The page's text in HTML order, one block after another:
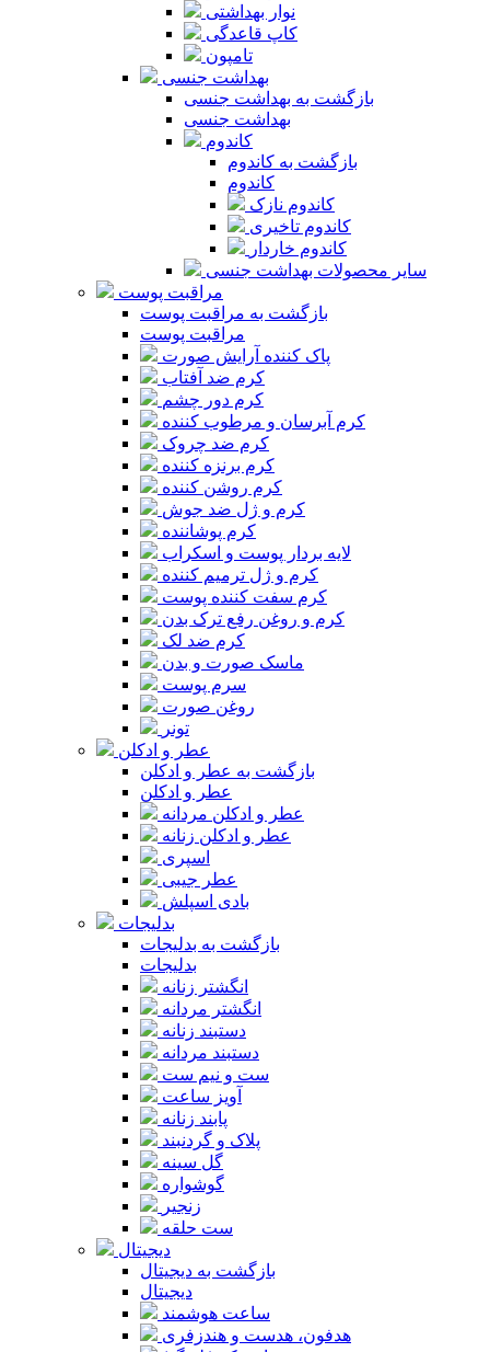
نوار بهداشتی
کاپ قاعدگی
تامپون
بهداشت جنسی
بازگشت به بهداشت جنسی
بهداشت جنسی
کاندوم
بازگشت به کاندوم
کاندوم
کاندوم نازک
کاندوم تاخیری
کاندوم خاردار
سایر محصولات بهداشت جنسی
مراقبت پوست
بازگشت به مراقبت پوست
مراقبت پوست
پاک کننده آرایش صورت
کرم ضد آفتاب
کرم دور چشم
کرم آبرسان و مرطوب کننده
کرم ضد چروک
کرم برنزه کننده
کرم روشن کننده
کرم و ژل ضد جوش
کرم پوشاننده
لایه بردار پوست و اسکراب
کرم و ژل ترمیم کننده
کرم سفت کننده پوست
کرم و روغن رفع ترک بدن
کرم ضد لک
ماسک صورت و بدن
سرم پوست
روغن صورت
تونر
عطر و ادکلن
بازگشت به عطر و ادکلن
عطر و ادکلن
عطر و ادکلن مردانه
عطر و ادکلن زنانه
اسپری
عطر جیبی
بادی اسپلش
بدلیجات
بازگشت به بدلیجات
بدلیجات
انگشتر زنانه
انگشتر مردانه
دستبند زنانه
دستبند مردانه
ست و نیم ست
آویز ساعت
پابند زنانه
پلاک و گردنبند
گل سینه
گوشواره
زنجیر
ست حلقه
دیجیتال
بازگشت به دیجیتال
دیجیتال
ساعت هوشمند
هدفون، هدست و هندزفری